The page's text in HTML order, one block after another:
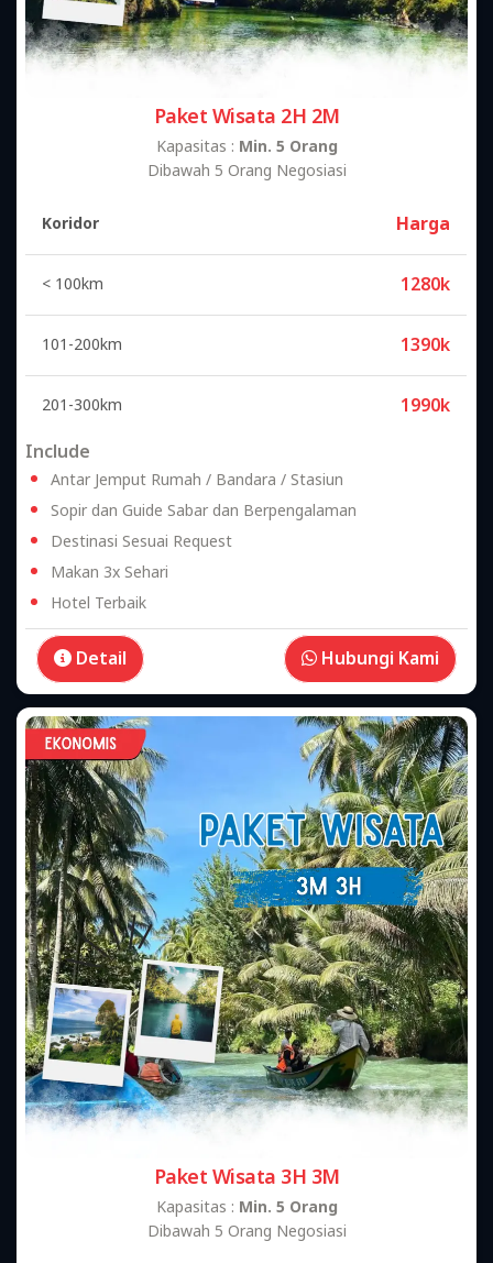
Paket Wisata 2H 2M
Kapasitas : Min. 5 Orang
Dibawah 5 Orang Negosiasi
Koridor
Harga
< 100km 1280k
101-200km 1390k
201-300km
1990k
Include
Antar Jemput Rumah / Bandara / Stasiun
Sopir dan Guide Sabar dan Berpengalaman
Destinasi Sesuai Request
Makan 3x Sehari
Hotel Terbaik
Detail Hubungi Kami
Paket Wisata 3H 3M
Kapasitas : Min. 5 Orang
Dibawah 5 Orang Negosiasi